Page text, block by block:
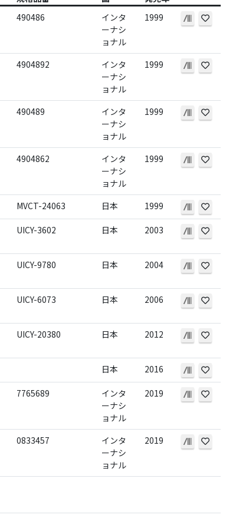
490486
インタ
ーナシ
ョナル
1999
4904892
インタ
ーナシ
ョナル
1999
490489
インタ
ーナシ
ョナル
1999
4904862
インタ
ーナシ
ョナル
1999
MVCT-24063 日本 1999
UICY-3602 日本 2003
UICY-9780 日本 2004
UICY-6073 日本 2006
UICY-20380 日本 2012
日本 2016
7765689
インタ
ーナシ
ョナル
2019
0833457
インタ
ーナシ
ョナル
2019